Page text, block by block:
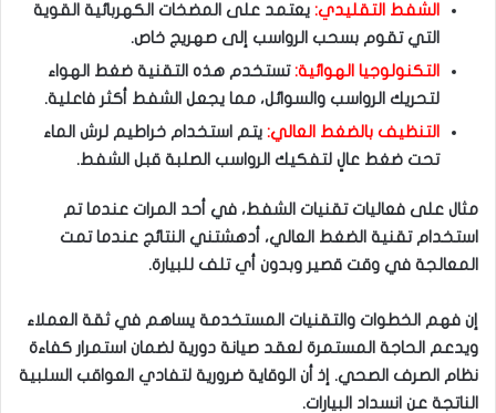
الشفط التقليدي: يعتمد على المضخات الكهربائية القوية
التي تقوم بسحب الرواسب إلى صهريج خاص.
التكنولوجيا الهوائية:تستخدم هذه التقنية ضغط الهواء
لتحريك الرواسب والسوائل، مما يجعل الشفط أكثر فاعلية.
التنظيف بالضغط العالي: يتم استخدام خراطيم لرش الماء
تحت ضغط عالٍ لتفكيك الرواسب الصلبة قبل الشفط.
مثال على فعاليات تقنيات الشفط، في أحد المرات عندما تم
استخدام تقنية الضغط العالي، أدهشتني النتائج عندما تمت
المعالجة في وقت قصير وبدون أي تلف للبيارة.
إن فهم الخطوات والتقنيات المستخدمة يساهم في ثقة العملاء
ويدعم الحاجة المستمرة لعقد صيانة دورية لضمان استمرار كفاءة
نظام الصرف الصحي. إذ أن الوقاية ضرورية لتفادي العواقب السلبية
الناتجة عن انسداد البيارات.